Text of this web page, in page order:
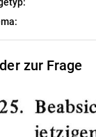
zur Frage